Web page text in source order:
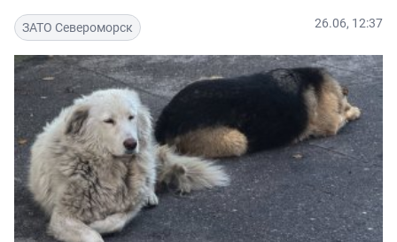
ЗАТО Североморск 26.06, 12:37